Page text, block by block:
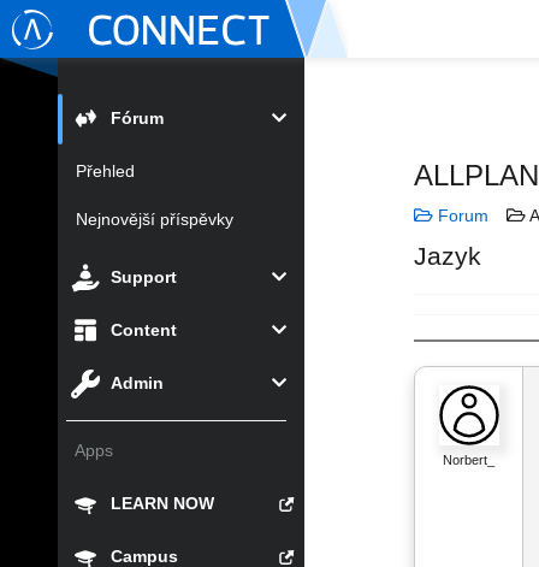
Fórum
Přehled
Nejnovější příspěvky
Support
Content
Admin
Apps
LEARN NOW
Campus
Forum
Jazyk
Norbert_